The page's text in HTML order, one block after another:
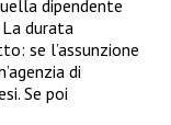
dipendente
La durata
se l’assunzione
di
Se poi